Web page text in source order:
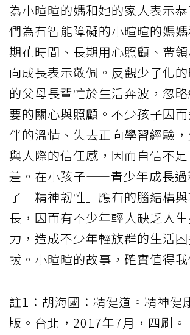
為小暄暄的媽和她的家人表示
們為有智能障礙的小暄暄的媽
期花時間、長期用心照顧、帶
向成長表示敬佩。反觀少子化
的父母長輩忙於生活奔波，忽
要的關心與照顧。不少孩子因
伴的溫情、失去正向學習經驗
與人際的信任感，因而自信不
差。在小孩子——青少年成長過
了「精神韌性」應有的腦結構
長，因而有不少年輕人缺乏人
力，造成不少年輕族群的生活
拔。小暄暄的故事，確實值得我
註1：胡海國：精健道。精神健
版。台北，2017年7月，四刷。